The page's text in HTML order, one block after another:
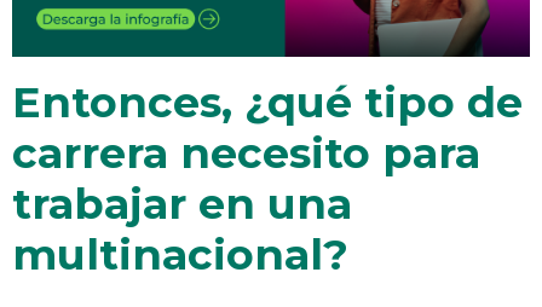
Entonces, ¿qué tipo de
carrera necesito para
trabajar en una
multinacional?